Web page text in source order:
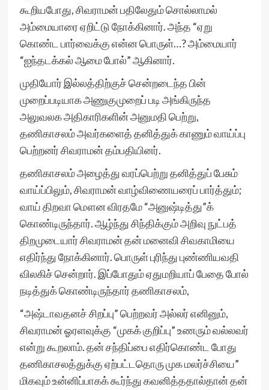
கூறியபோது, சிவராமன் பதிலேதும் சொல்லாமல்
அம்மையாரை ஏறிட்டு நோக்கினார். அந்த “ஏறு
கொண்ட பார்வைக்கு என்ன பொருள்…? அம்மையார்
“ஐந்தடக்கல் ஆமை போல்” ஆகினார்.
முதியோர் இல்லத்திற்குச் சென்றடைந்த பின்
முறைப்படியாக அணுகுமுறைப் படி அங்கிருந்த
அலுவலக அதிகாரிகளின் அனுமதி பெற்று,
தணிகாசலம் அவர்களைத் தனித்துக் காணும் வாய்ப்பு
பெற்றனர் சிவராமன் தம்பதியினர்.
தணிகாசலம் அழைத்து வரப்பெற்று தனித்துப் பேசும்
வாய்ப்பிலும், சிவராமன் வாழ்விணையரைப் பார்த்தும்;
வாய் திறவா மௌன விரதமே “அனுஷ்டித்து”க்
கொண்டிருந்தார். ஆழ்ந்து சிந்திக்கும் அறிவு நுட்பத்
திறமுடையார் சிவராமன் தன் மனைவி சிவகாமியை
எதிர்ந்து நோக்கினார். பொருள் புரிந்து புண்ணியவதி
விலகிச் சென்றார். இப்போதும் ஏதுமறியாப் பேதை போல்
நடித்துக் கொண்டிருந்தார் தணிகாசலம்,
“அஷ்டாவதனச் சிறப்பு” பெற்றவர் அல்லர் எனினும்,
சிவராமன் ஓரளவுக்கு “முகக் குறிப்பு” உணரும் வல்லவர்
என்று கூறலாம். தன் சந்திப்பை எதிர்கொண்ட போது
தணிகாசலத்துக்கு ஏற்பட்டதொரு முக மலர்ச்சியை”
மிகவும் உன்னிப்பாகக் கூர்ந்து கவனித்ததால்தான் தன்